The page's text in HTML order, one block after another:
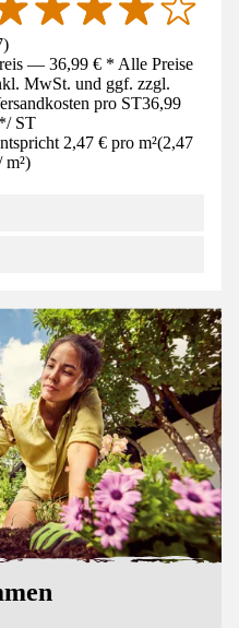
)
— 36,99 € * Alle Preise
MwSt. und ggf. zzgl.
pro ST36,99
*/ ST
2,47 € pro m²(2,47
m²)